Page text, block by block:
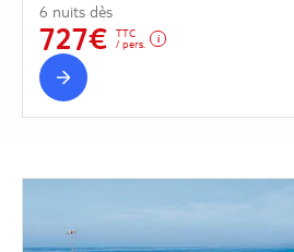
6 nuits dès
727€
TTC
/ pers.